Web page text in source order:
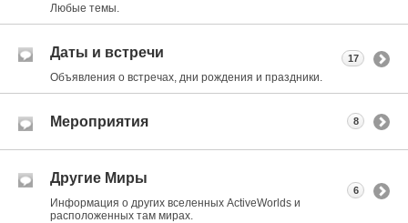
Любые темы.
Даты и встречи
Объявления о встречах, дни рождения и праздники.
17
Мероприятия 8
Другие Миры
Информация о других вселенных ActiveWorlds и
расположенных там мирах.
6